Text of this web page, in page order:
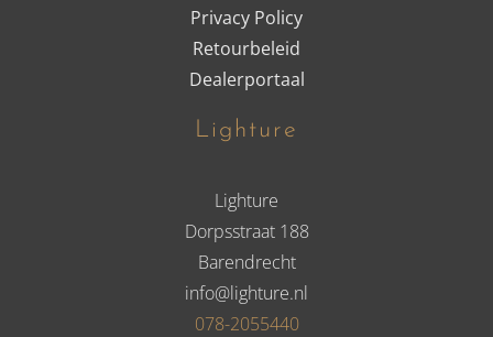
Privacy Policy
Retourbeleid
Dealerportaal
Lighture
Lighture
Dorpsstraat 188
Barendrecht
info@lighture.nl
078-2055440